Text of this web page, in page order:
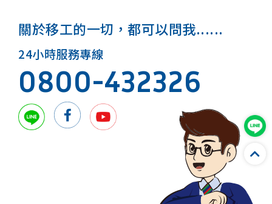
關於移工的一切，都可以問我......
24小時服務專線
0800-432326